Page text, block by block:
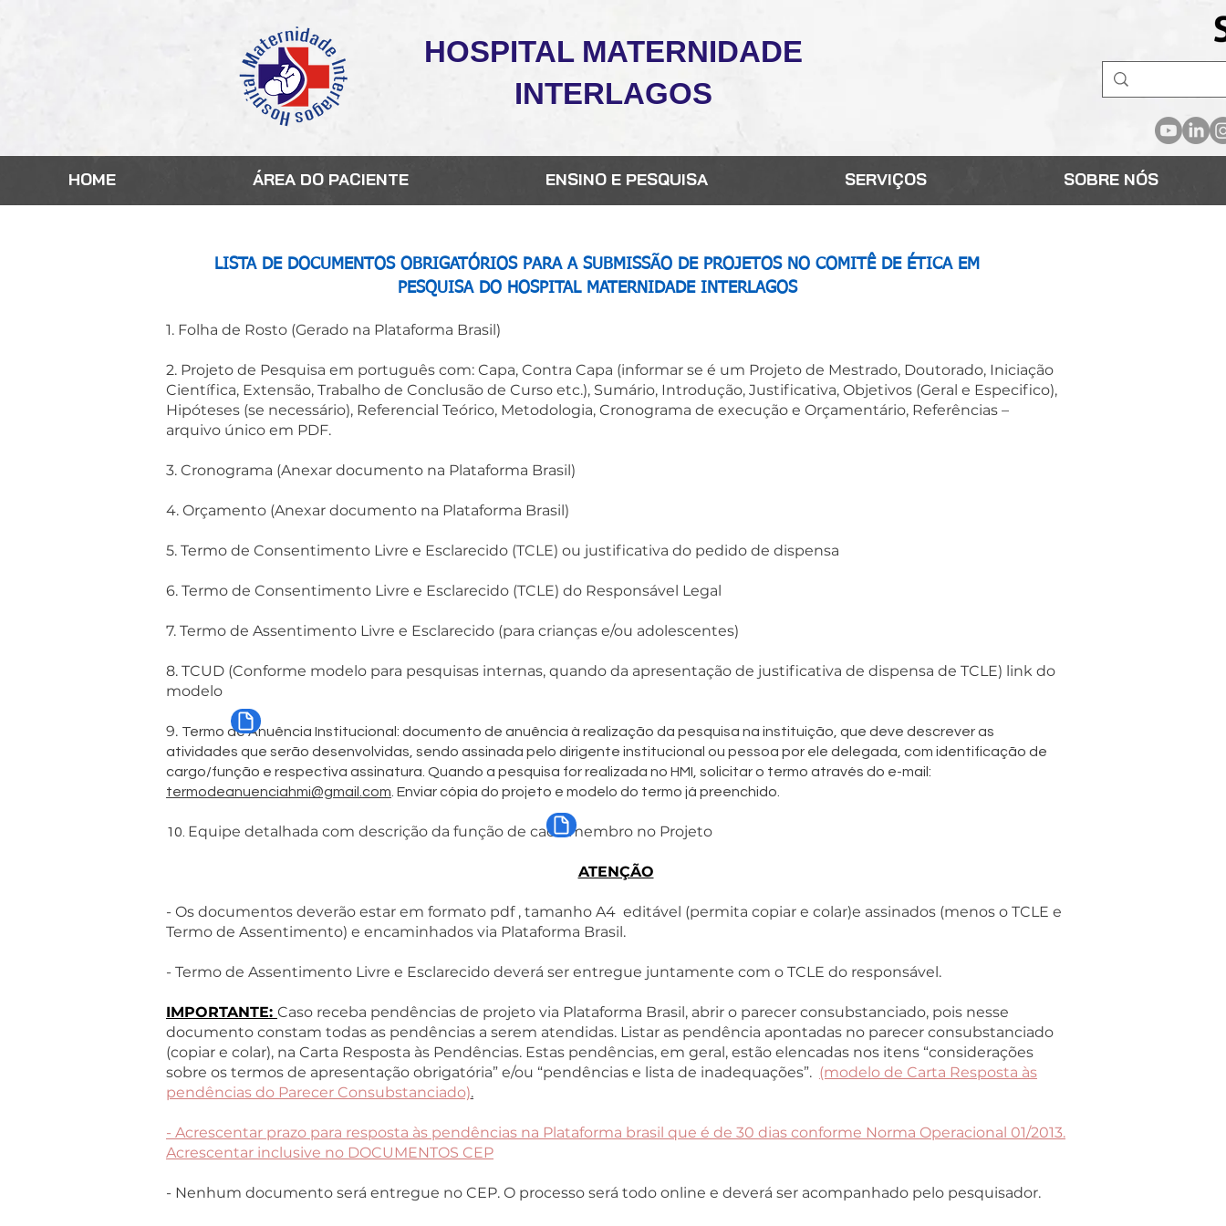
HOSPITAL MATERNIDADE
INTERLAGOS
HOME ÁREA DO PACIENTE ENSINO E PESQUISA SERVIÇOS SOBRE NÓS
LISTA DE DOCUMENTOS OBRIGATÓRIOS PARA A SUBMISSÃO DE PROJETOS NO COMITÊ DE ÉTICA EM
PESQUISA DO HOSPITAL MATERNIDADE INTERLAGOS
1. Folha de Rosto (Gerado na Plataforma Brasil)
2. Projeto de Pesquisa em português com: Capa, Contra Capa (informar se é um Projeto de Mestrado, Doutorado, Iniciação
Científica, Extensão, Trabalho de Conclusão de Curso etc.), Sumário, Introdução, Justificativa, Objetivos (Geral e Especifico),
Hipóteses (se necessário), Referencial Teórico, Metodologia, Cronograma de execução e Orçamentário, Referências –
arquivo único em PDF.
3. Cronograma (Anexar documento na Plataforma Brasil)
4. Orçamento (Anexar documento na Plataforma Brasil)
5. Termo de Consentimento Livre e Esclarecido (TCLE) ou justificativa do pedido de dispensa
6. Termo de Consentimento Livre e Esclarecido (TCLE) do Responsável Legal
7. Termo de Assentimento Livre e Esclarecido (para crianças e/ou adolescentes)
8. TCUD (Conforme modelo para pesquisas internas, quando da apresentação de justificativa de dispensa de TCLE) link do
modelo
9. Termo de Anuência Institucional: documento de anuência à realização da pesquisa na instituição, que deve descrever as
atividades que serão desenvolvidas, sendo assinada pelo dirigente institucional ou pessoa por ele delegada, com identificação de
cargo/função e respectiva assinatura. Quando a pesquisa for realizada no HMI, solicitar o termo através do e-mail:
termodeanuenciahmi@gmail.com . Enviar cópia do projeto e modelo do termo já preenchido.
10. Equipe detalhada com descrição da função de cada membro no Projeto
ATENÇÃO
- Os documentos deverão estar em formato pdf , tamanho A4 editável (permita copiar e colar)e assinados (menos o TCLE e
Termo de Assentimento) e encaminhados via Plataforma Brasil.
- Termo de Assentimento Livre e Esclarecido deverá ser entregue juntamente com o TCLE do responsável.
IMPORTANTE: Caso receba pendências de projeto via Plataforma Brasil, abrir o parecer consubstanciado, pois nesse
documento constam todas as pendências a serem atendidas. Listar as pendência apontadas no parecer consubstanciado
(copiar e colar), na Carta Resposta às Pendências. Estas pendências, em geral, estão elencadas nos itens “considerações
sobre os termos de apresentação obrigatória” e/ou “pendências e lista de inadequações”. (modelo de Carta Resposta às
pendências do Parecer Consubstanciado).
- Acrescentar prazo para resposta às pendências na Plataforma brasil que é de 30 dias conforme Norma Operacional 01/2013.
Acrescentar inclusive no DOCUMENTOS CEP
- Nenhum documento será entregue no CEP. O processo será todo online e deverá ser acompanhado pelo pesquisador.